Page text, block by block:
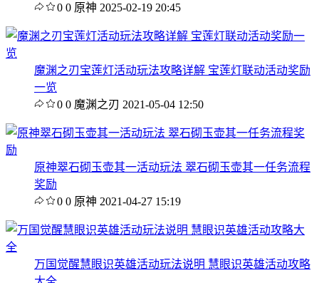
0 0 原神 2025-02-19 20:45
魔渊之刃宝莲灯活动玩法攻略详解 宝莲灯联动活动奖励
一览
0 0 魔渊之刃 2021-05-04 12:50
原神翠石砌玉壶其一活动玩法 翠石砌玉壶其一任务流程
奖励
0 0 原神 2021-04-27 15:19
万国觉醒慧眼识英雄活动玩法说明 慧眼识英雄活动攻略